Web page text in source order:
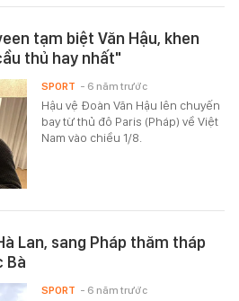
tạm biệt Văn Hậu, khen
thủ hay nhất"
Hậu vệ Đoàn Văn Hậu lên chuyến
bay từ thủ đô Paris (Pháp) về Việt
Nam vào chiều 1/8.
SPORT - 6 năm trước
Lan, sang Pháp thăm tháp
Bà
SPORT - 6 năm trước